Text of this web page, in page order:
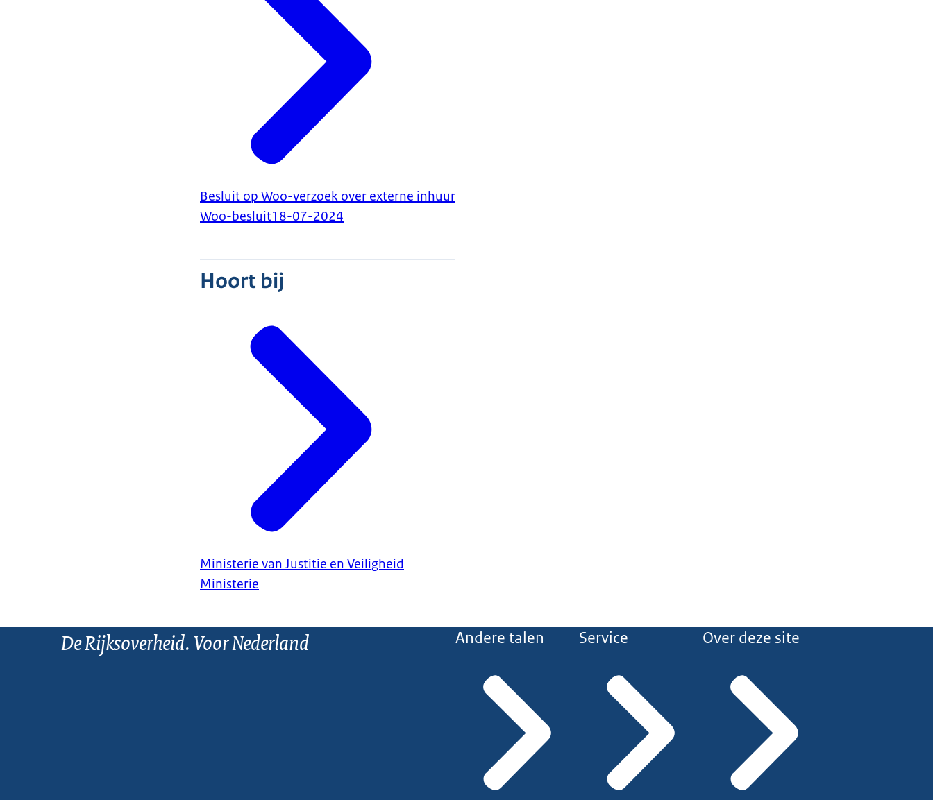
Besluit op Woo-verzoek over externe inhuur
Woo-besluit18-07-2024
Hoort bij
Ministerie van Justitie en Veiligheid
Ministerie
De Rijksoverheid. Voor Nederland Andere talen Service Over deze site